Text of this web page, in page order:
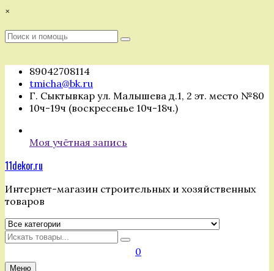
Перейти
содержимому
×
Поиск
Поиск
89042708114
tmicha@bk.ru
Г. Сыктывкар ул. Малышева д.1, 2 эт. место №80
10ч-19ч (воскресенье 10ч-18ч.)
Моя учётная запись
11dekor.ru
Интернет-магазин строительных и хозяйственных
товаров
Искать
0
Меню